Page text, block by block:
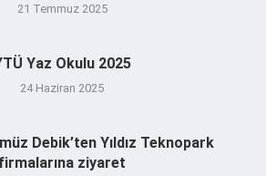
21 Temmuz 2025
Yaz Okulu 2025
24 Haziran 2025
Debik’ten Yıldız Teknopark
firmalarına ziyaret